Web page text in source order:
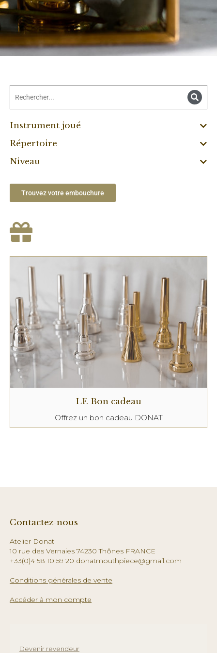
Instrument joué
Répertoire
Niveau
Trouvez votre embouchure
LE Bon cadeau
Offrez un bon cadeau DONAT
Contactez-nous
Atelier Donat
10 rue des Vernaies 74230 Thônes FRANCE
+33(0)4 58 10 59 20 donatmouthpiece@gmail.com
Conditions générales de vente
Accéder à mon compte
Devenir revendeur